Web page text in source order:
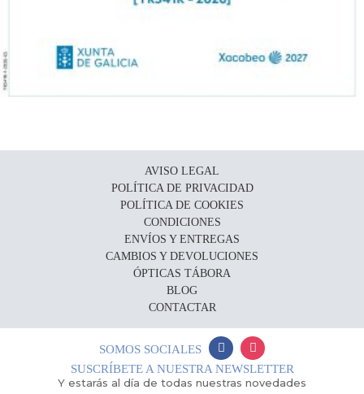
AVISO LEGAL
POLÍTICA DE PRIVACIDAD
POLÍTICA DE COOKIES
CONDICIONES
ENVÍOS Y ENTREGAS
CAMBIOS Y DEVOLUCIONES
ÓPTICAS TÁBORA
BLOG
CONTACTAR
SOMOS SOCIALES
SUSCRÍBETE A NUESTRA NEWSLETTER
Y estarás al día de todas nuestras novedades